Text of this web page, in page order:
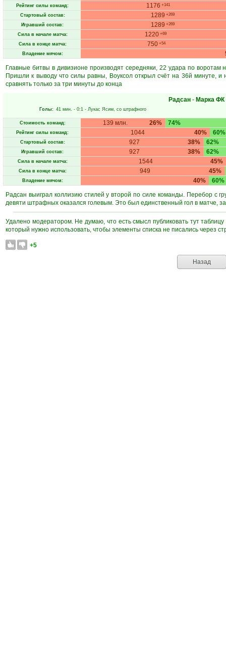
Рейтинг силы команд: 1176 +141
Стартовый состав: 1289 +269
Игравший состав: 1289 +269
Сила в начале матча: 1220+69
Сила в конце матча: 750+54
Владение мячом:
Главные битвы в дивизионе производят середняки, 22 удара по воротам
Пришли к выводу что силы равны, Воуксол открыл счёт на 36й минуте,
сравнять только за три минуты до конца
Радсан - Марка ФК
Голы: 41 мин. - 0:1 - Лукас Ясим, со штрафного
Стоимость команд: 26%
139 млн. 74%
Рейтинг силы команд: 40%
1044 60%
Стартовый состав: 38%
927 62%
Игравший состав: 38%
927 62%
Сила в начале матча: 45%
1544
Сила в конце матча: 45%
949
Владение мячом: 40%
60%
Радсан выиграл коллизию стилей у второй по силе команды. Перебор с
девяти штрафных оказался голевым. Это был единственный гол в матче,
Удалено модератором. Не думаю, что есть смысл публиковать тут
который нужно использовать, чтобы элементы списка не писались через
+5
Назад